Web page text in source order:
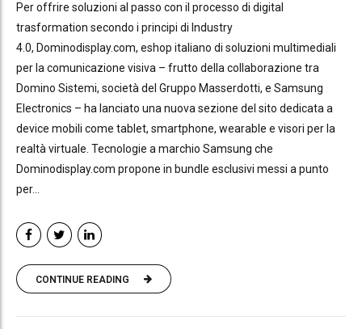
Per offrire soluzioni al passo con il processo di digital
trasformation secondo i principi di Industry
4.0, Dominodisplay.com, eshop italiano di soluzioni multimediali
per la comunicazione visiva – frutto della collaborazione tra
Domino Sistemi, società del Gruppo Masserdotti, e Samsung
Electronics – ha lanciato una nuova sezione del sito dedicata a
device mobili come tablet, smartphone, wearable e visori per la
realtà virtuale. Tecnologie a marchio Samsung che
Dominodisplay.com propone in bundle esclusivi messi a punto
per...
CONTINUE READING